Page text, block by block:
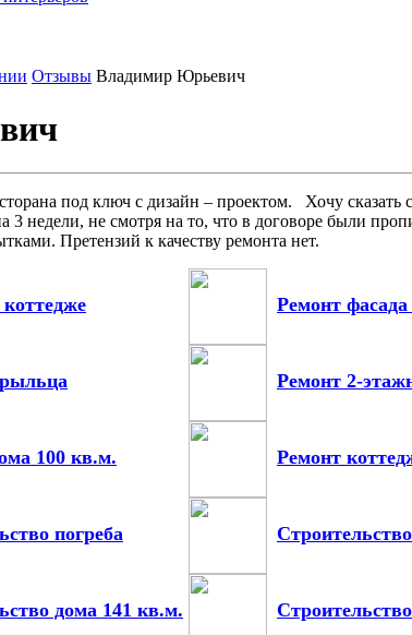
Отзывы Владимир Юрьевич
под ключ с дизайн – проектом. Хочу
3 недели, не смотря на то, что в договоре были
Претензий к качеству ремонта нет.
Ремонт
Ремонт 2-
100 кв.м. Ремонт
погреба
дома 141 кв.м.